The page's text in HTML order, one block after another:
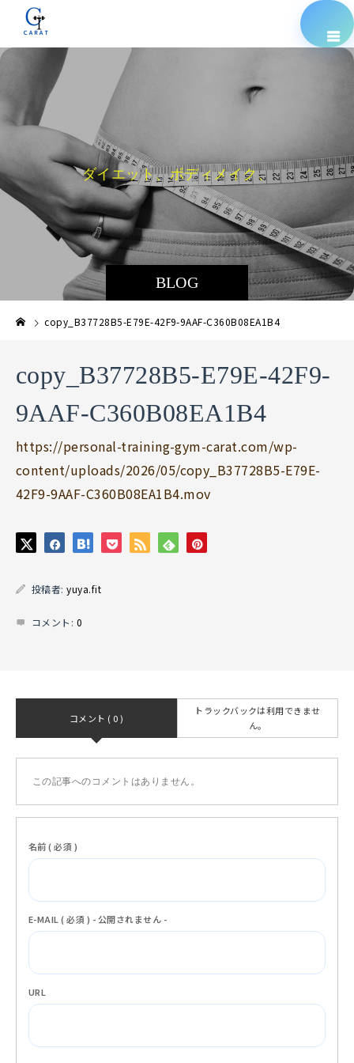
BLOG
ダイエット、ボディメイク、栄養指
copy_B37728B5-E79E-42F9-9AAF-C360B08EA1B4
copy_B37728B5-E79E-42F9-
9AAF-C360B08EA1B4
https://personal-training-gym-carat.com/wp-
content/uploads/2026/05/copy_B37728B5-E79E-
42F9-9AAF-C360B08EA1B4.mov
投稿者:yuya.fit
コメント: 0
コメント ( 0 )
トラックバックは利用できませ
ん。
この記事へのコメントはありません。
名前 ( 必須 )
E-MAIL ( 必須 ) - 公開されません -
URL